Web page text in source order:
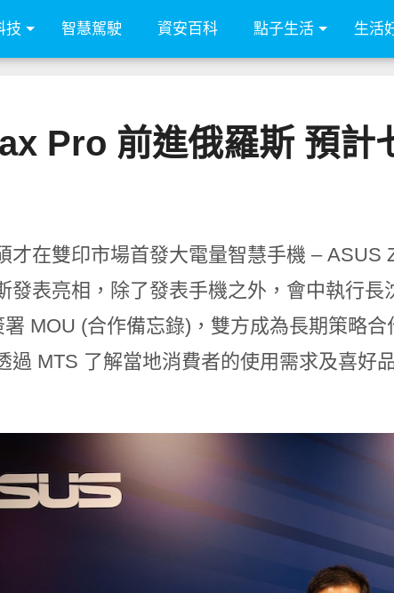
技 智慧駕駛 資安百科 點子生活 生活
Pro 前進俄羅斯 預計
才在雙印市場首發大電量智慧手機 – ASUS
發表亮相，除了發表手機之外，會中執行長
署 MOU (合作備忘錄) ，雙方成為長期策略
過 MTS 了解當地消費者的使用需求及喜好